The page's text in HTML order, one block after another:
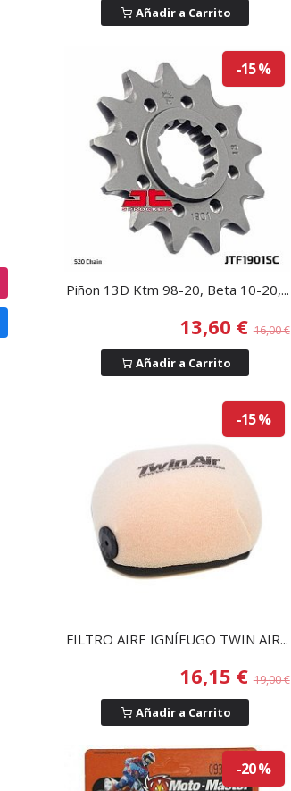
Añadir a Carrito
-15 %
Piñon 13D Ktm 98-20, Beta 10-20,...
13,60 €16,00 €
Añadir a Carrito
-15 %
FILTRO AIRE IGNÍFUGO TWIN AIR...
16,15 €19,00 €
Añadir a Carrito
-20 %